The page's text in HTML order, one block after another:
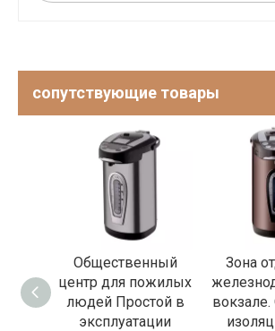
сопутствующие товары
Общественный
центр для пожилых
людей Простой в
эксплуатации
Зона